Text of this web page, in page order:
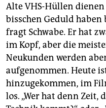
Alte VHS-Hüllen dienen
bisschen Geduld haben
fragt Schwabe. Er hat
im Kopf, aber die
Neukunden werden
aufgenommen. Heute
hinzugekommen, im
los. „Wer hat denn Zeit,